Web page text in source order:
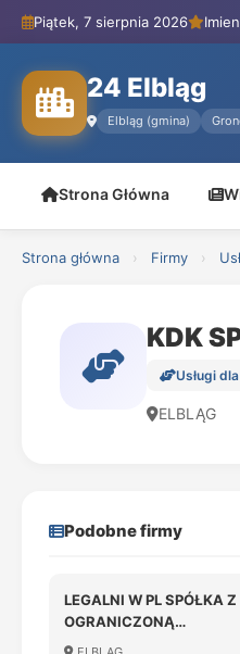
Piątek, 7 sierpnia 2026
24 Elbląg
Elbląg (gmina)
Strona Główna
Strona główna › Firmy ›
KDK
Usługi
ELBLĄG
Podobne firmy
LEGALNI W PL SPÓŁKA Z
OGRANICZONĄ
ODPOWIEDZIALNOŚCIĄ